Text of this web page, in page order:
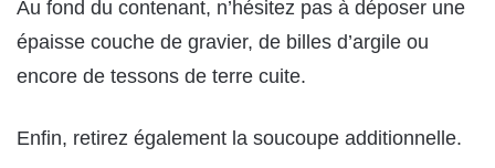
Au fond du contenant, n’hésitez pas à déposer une
épaisse couche de gravier, de billes d’argile ou
encore de tessons de terre cuite.
Enfin, retirez également la soucoupe additionnelle.